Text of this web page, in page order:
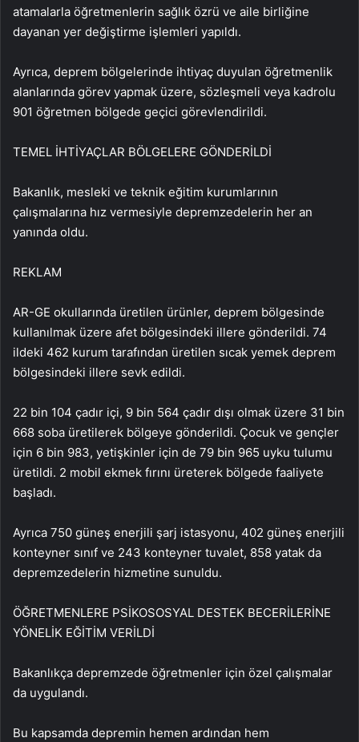
atamalarla öğretmenlerin sağlık özrü ve aile birliğine
dayanan yer değiştirme işlemleri yapıldı.
Ayrıca, deprem bölgelerinde ihtiyaç duyulan öğretmenlik
alanlarında görev yapmak üzere, sözleşmeli veya kadrolu
901 öğretmen bölgede geçici görevlendirildi.
TEMEL İHTİYAÇLAR BÖLGELERE GÖNDERİLDİ
Bakanlık, mesleki ve teknik eğitim kurumlarının
çalışmalarına hız vermesiyle depremzedelerin her an
yanında oldu.
REKLAM
AR-GE okullarında üretilen ürünler, deprem bölgesinde
kullanılmak üzere afet bölgesindeki illere gönderildi. 74
ildeki 462 kurum tarafından üretilen sıcak yemek deprem
bölgesindeki illere sevk edildi.
22 bin 104 çadır içi, 9 bin 564 çadır dışı olmak üzere 31 bin
668 soba üretilerek bölgeye gönderildi. Çocuk ve gençler
için 6 bin 983, yetişkinler için de 79 bin 965 uyku tulumu
üretildi. 2 mobil ekmek fırını üreterek bölgede faaliyete
başladı.
Ayrıca 750 güneş enerjili şarj istasyonu, 402 güneş enerjili
konteyner sınıf ve 243 konteyner tuvalet, 858 yatak da
depremzedelerin hizmetine sunuldu.
ÖĞRETMENLERE PSİKOSOSYAL DESTEK BECERİLERİNE
YÖNELİK EĞİTİM VERİLDİ
Bakanlıkça depremzede öğretmenler için özel çalışmalar
da uygulandı.
Bu kapsamda depremin hemen ardından hem